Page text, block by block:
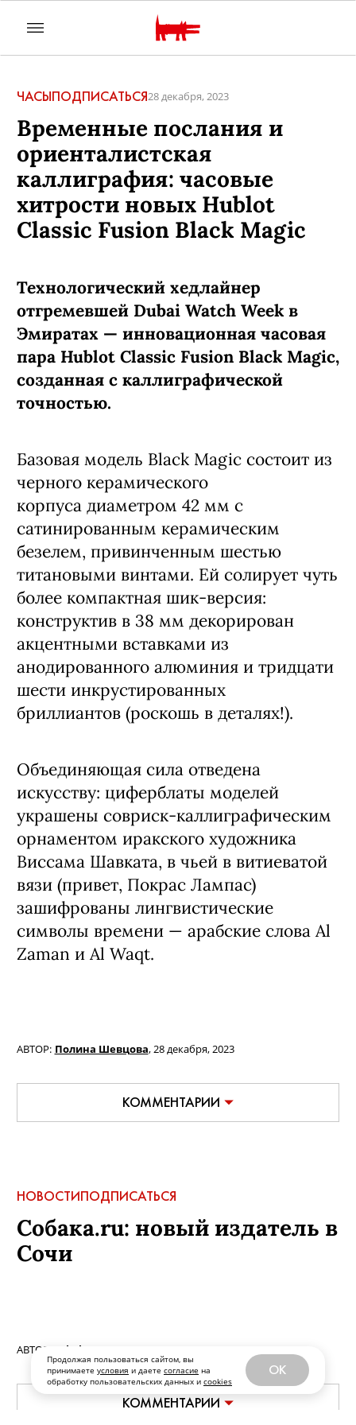
Продолжая пользоваться сайтом, вы
принимаете условия и даете согласие на
обработку пользовательских данных и cookies
OK
ЧАСЫПОДПИСАТЬСЯ28 декабря, 2023
Временные послания и
ориенталистская
каллиграфия: часовые
хитрости новых Hublot
Classic Fusion Black Magic
Технологический хедлайнер
отгремевшей Dubai Watch Week в
Эмиратах — инновационная часовая
пара Hublot Classic Fusion Black Magic,
созданная с каллиграфической
точностью.
Базовая модель Black Magic состоит из
черного керамического
корпуса диаметром 42 мм с
сатинированным керамическим
безелем, привинченным шестью
титановыми винтами. Ей солирует чуть
более компактная шик-версия:
конструктив в 38 мм декорирован
акцентными вставками из
анодированного алюминия и тридцати
шести инкрустированных
бриллиантов (роскошь в деталях!).
Объединяющая сила отведена
искусству: циферблаты моделей
украшены совриск-каллиграфическим
орнаментом иракского художника
Виссама Шавката, в чьей в витиеватой
вязи (привет, Покрас Лампас)
зашифрованы лингвистические
символы времени — арабские слова Al
Zaman и Al Waqt.
АВТОР: Полина Шевцова,28 декабря, 2023
КОММЕНТАРИИ
НОВОСТИПОДПИСАТЬСЯ
Собака.ru: новый издатель в
Сочи
АВТОР: sobaka
КОММЕНТАРИИ